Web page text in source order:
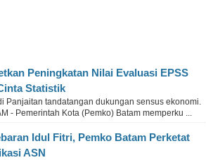
Peningkatan Nilai Evaluasi EPSS
Statistik
Panjaitan tandatangan dukungan sensus ekonomi.
- Pemerintah Kota (Pemko) Batam memperku ...
Idul Fitri, Pemko Batam Perketat
ASN